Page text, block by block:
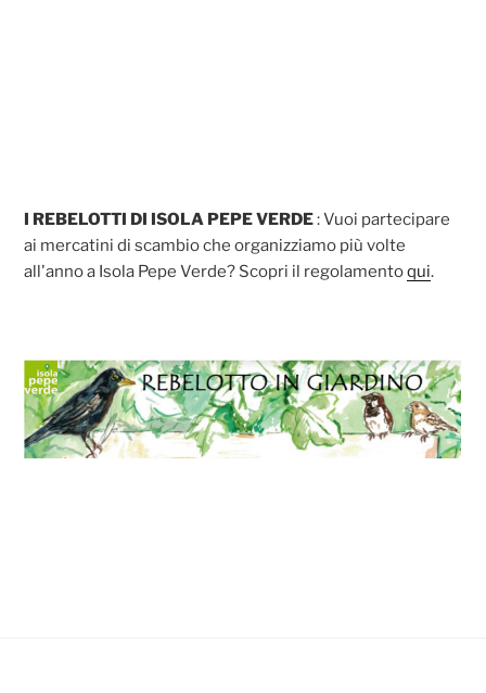
I REBELOTTI DI ISOLA PEPE VERDE: Vuoi partecipare
ai mercatini di scambio che organizziamo più volte
all'anno a Isola Pepe Verde? Scopri il regolamentoqui.